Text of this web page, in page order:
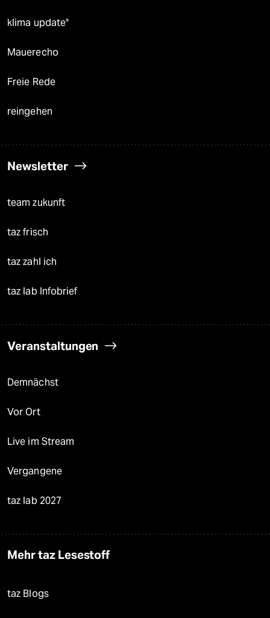
klima update°
Mauerecho
Freie Rede
reingehen
Newsletter
team zukunft
taz frisch
taz zahl ich
taz lab Infobrief
Veranstaltungen
Demnächst
Vor Ort
Live im Stream
Vergangene
taz lab 2027
Mehr taz Lesestoff
taz Blogs